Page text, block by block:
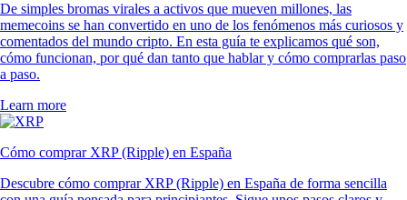
De simples bromas virales a activos que mueven millones, las
memecoins se han convertido en uno de los fenómenos más curiosos y
comentados del mundo cripto. En esta guía te explicamos qué son,
cómo funcionan, por qué dan tanto que hablar y cómo comprarlas paso
a paso.
Learn more
Cómo comprar XRP (Ripple) en España
Descubre cómo comprar XRP (Ripple) en España de forma sencilla